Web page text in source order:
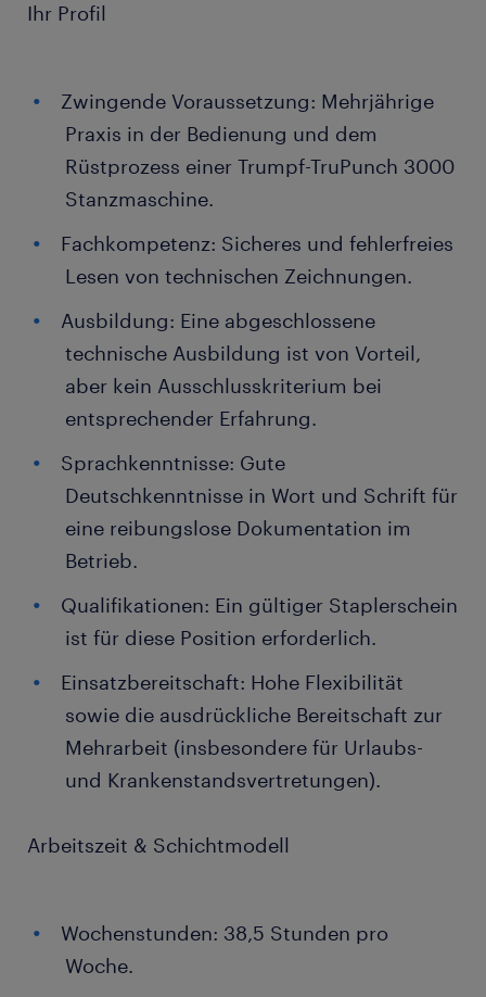
Ihr Profil
Zwingende Voraussetzung: Mehrjährige
Praxis in der Bedienung und dem
Rüstprozess einer Trumpf-TruPunch 3000
Stanzmaschine.
Fachkompetenz: Sicheres und fehlerfreies
Lesen von technischen Zeichnungen.
Ausbildung: Eine abgeschlossene
technische Ausbildung ist von Vorteil,
aber kein Ausschlusskriterium bei
entsprechender Erfahrung.
Sprachkenntnisse: Gute
Deutschkenntnisse in Wort und Schrift für
eine reibungslose Dokumentation im
Betrieb.
Qualifikationen: Ein gültiger Staplerschein
ist für diese Position erforderlich.
Einsatzbereitschaft: Hohe Flexibilität
sowie die ausdrückliche Bereitschaft zur
Mehrarbeit (insbesondere für Urlaubs-
und Krankenstandsvertretungen).
Arbeitszeit & Schichtmodell
Wochenstunden: 38,5 Stunden pro
Woche.